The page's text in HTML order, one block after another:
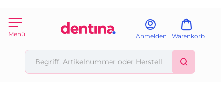
Menü Anmelden Warenkorb